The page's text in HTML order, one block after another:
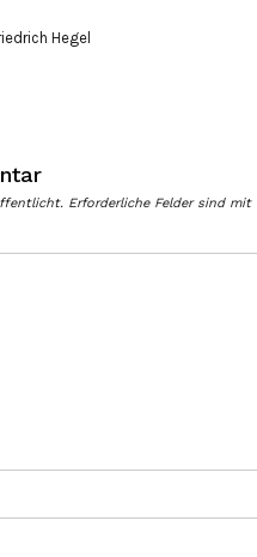
Hegel
Erforderliche Felder sind mit